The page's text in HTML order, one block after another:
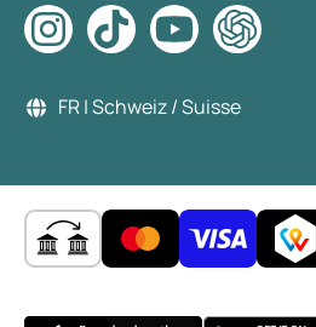
FR | Schweiz / Suisse